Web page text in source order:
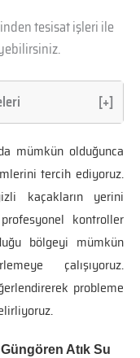
tesisat işleri ile
[+]
mümkün olduğunca
tercih ediyoruz.
kaçakların yerini
kontroller
bölgeyi mümkün
çalışıyoruz.
probleme
Güngören Atık Su